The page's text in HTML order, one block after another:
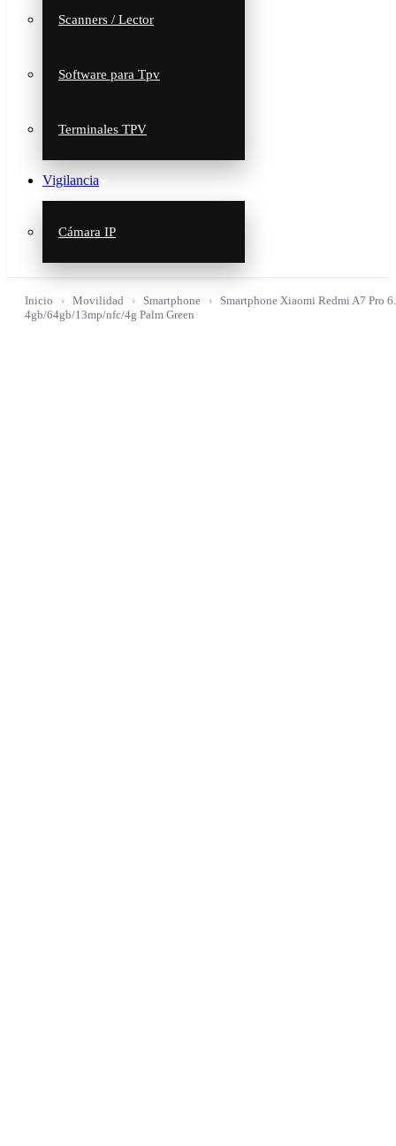
Scanners / Lector
Software para Tpv
Terminales TPV
Vigilancia
Cámara IP
Inicio Movilidad Smartphone
Smartphone Xiaomi Redmi A7 Pro
4gb/64gb/13mp/nfc/4g Palm Green